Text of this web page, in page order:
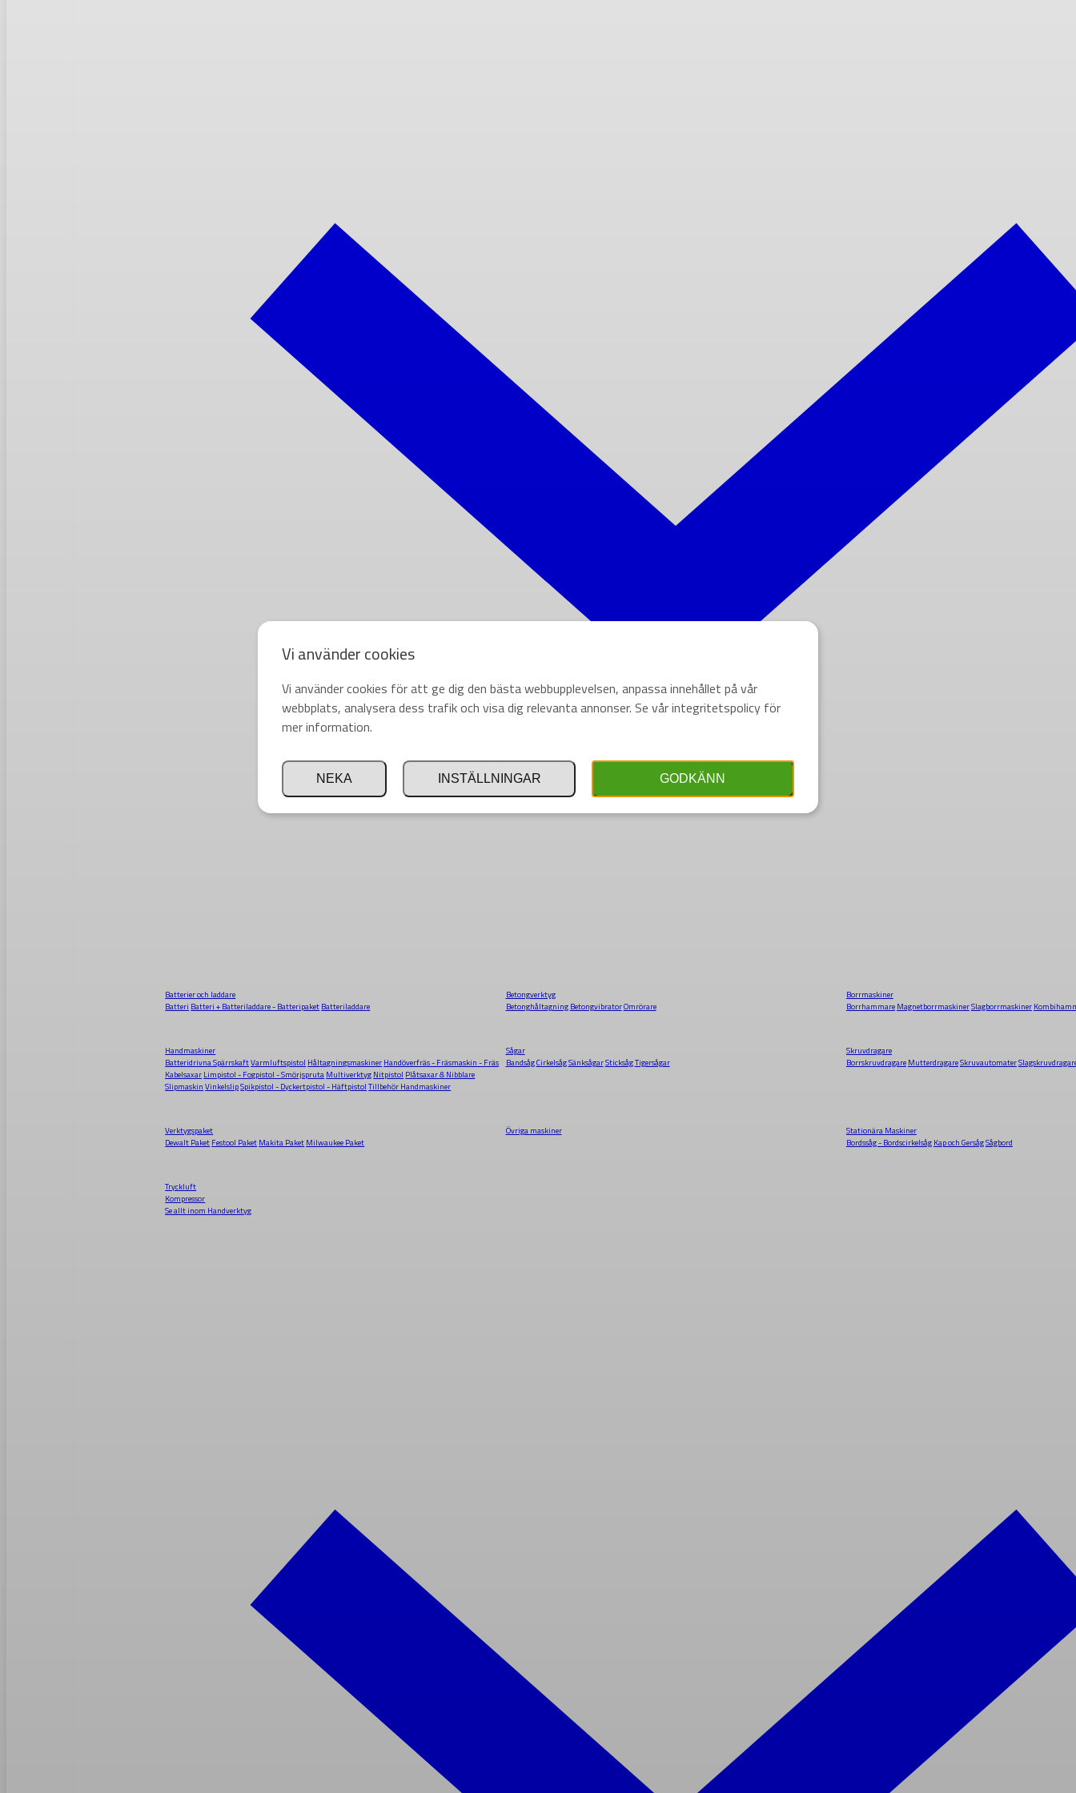
Batterier och laddare
Batteri Batteri + Batteriladdare - Batteripaket Batteriladdare
Betongverktyg
Betonghåltagning BetongvibratorOmrörare
Borrmaskiner
Borrhammare MagnetborrmaskinerSlagborrmaskiner
Handmaskiner
Batteridrivna SpärrskaftVarmluftspistol Håltagningsmaskiner Handöverfräs - Fräsmaskin - Fräs
Kabelsaxar Limpistol - Fogpistol - Smörjspruta Multiverktyg Nitpistol Plåtsaxar & Nibblare
Slipmaskin VinkelslipSpikpistol - Dyckertpistol - Häftpistol Tillbehör Handmaskiner
Sågar
BandsågCirkelsågSänksågarSticksågTigersågar
Skruvdragare
Borrskruvdragare MutterdragareSkruvautomater
Verktygspaket
Dewalt Paket Festool Paket Makita Paket Milwaukee Paket
Övriga maskiner
Stationära Maskiner
Bordssåg - Bordscirkelsåg Kap och GersågSågbord
Tryckluft
Kompressor
Se allt inom Handverktyg
Vi använder cookies
Vi använder cookies för att ge dig den bästa webbupplevelsen, anpassa innehållet på vår
webbplats, analysera dess trafik och visa dig relevanta annonser. Se vår integritetspolicy för
mer information.
GODKÄNN
INSTÄLLNINGAR
NEKA